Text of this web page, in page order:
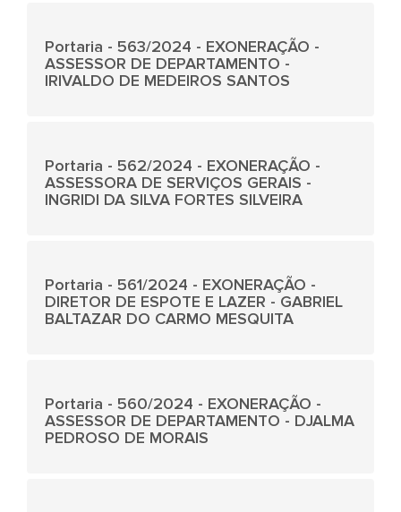
Portaria - 563/2024 - EXONERAÇÃO -
ASSESSOR DE DEPARTAMENTO -
IRIVALDO DE MEDEIROS SANTOS
Portaria - 562/2024 - EXONERAÇÃO -
ASSESSORA DE SERVIÇOS GERAIS -
INGRIDI DA SILVA FORTES SILVEIRA
Portaria - 561/2024 - EXONERAÇÃO -
DIRETOR DE ESPOTE E LAZER - GABRIEL
BALTAZAR DO CARMO MESQUITA
Portaria - 560/2024 - EXONERAÇÃO -
ASSESSOR DE DEPARTAMENTO - DJALMA
PEDROSO DE MORAIS